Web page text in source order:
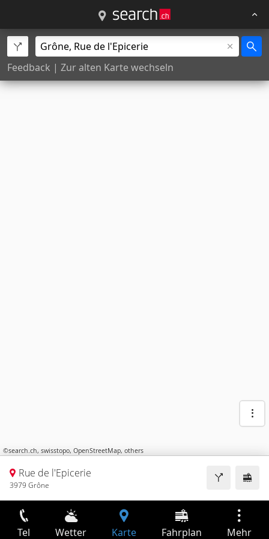
Feedback | Zur alten Karte wechseln
©search.ch, swisstopo, OpenStreetMap, others
Rue de l'Epicerie
3979 Grône
Tel Wetter Karte Fahrplan Mehr